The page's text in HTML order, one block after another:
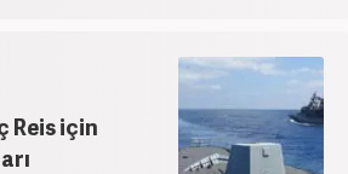
Reis için